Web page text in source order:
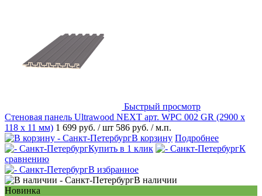
Быстрый просмотр
Стеновая панель Ultrawood NEXT арт. WPC 002 GR (2900 х
118 х 11 мм) 1 699 руб. / шт 586 руб. / м.п.
В корзину Подробнее
Купить в 1 клик
К
сравнению
В избранное
В наличии
Новинка